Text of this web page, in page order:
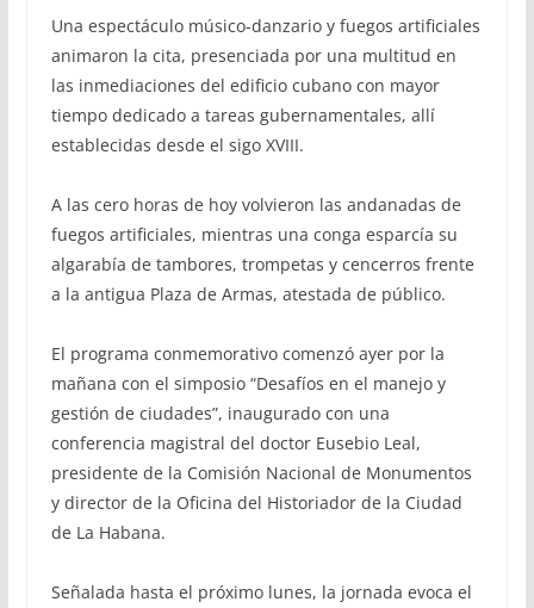
Una espectáculo músico-danzario y fuegos artificiales
animaron la cita, presenciada por una multitud en
las inmediaciones del edificio cubano con mayor
tiempo dedicado a tareas gubernamentales, allí
establecidas desde el sigo XVIII.
A las cero horas de hoy volvieron las andanadas de
fuegos artificiales, mientras una conga esparcía su
algarabía de tambores, trompetas y cencerros frente
a la antigua Plaza de Armas, atestada de público.
El programa conmemorativo comenzó ayer por la
mañana con el simposio “Desafíos en el manejo y
gestión de ciudades”, inaugurado con una
conferencia magistral del doctor Eusebio Leal,
presidente de la Comisión Nacional de Monumentos
y director de la Oficina del Historiador de la Ciudad
de La Habana.
Señalada hasta el próximo lunes, la jornada evoca el